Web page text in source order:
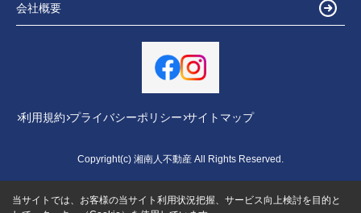
会社概要
利用規約 プライバシーポリシー サイトマップ
Copyright(c) 湘南人不動産 All Rights Reserved.
当サイトでは、お客様の当サイト利用状況把握、サービス向上検討を目的と